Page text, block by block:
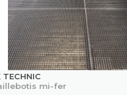
TECHNIC
mi-fer